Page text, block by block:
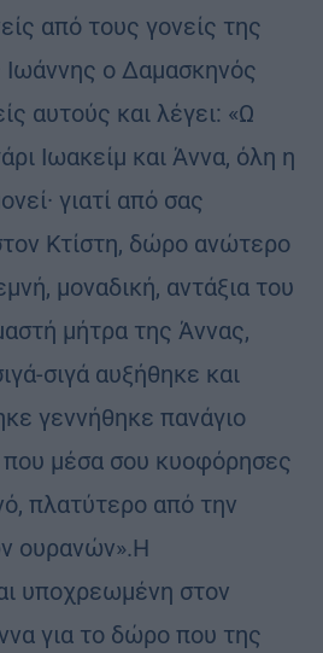
από τους γο­νείς της
Ιωάννης ο Δαμασκηνός
αυτούς και λέγει: «Ω
Ιωακείμ και Άννα, όλη η
γιατί από σας
Κτίστη, δώρο ανώτερο
μοναδική, αντάξια του
μήτρα της Άννας,
σιγά αυξήθηκε και
γεννήθηκε πανάγιο
που μέσα σου κυοφόρησες
πλατύτερο από την
ουρανών».Η
υποχρεωμένη στον
για το δώρο που της